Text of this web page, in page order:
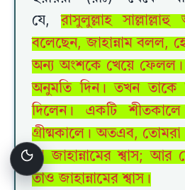
যে, রাসুলুল্লাহ
বলেছেন, জাহান্নাম বলল,
অন্য অংশকে খেয়ে ফেলল।
অনুমতি দিন। তখন তাকে
দিলেন। একটি
গ্রীষ্মকালে। অতএব,
তা জাহান্নামের শ্বাস; আর
তাও জাহান্নামের শ্বাস।